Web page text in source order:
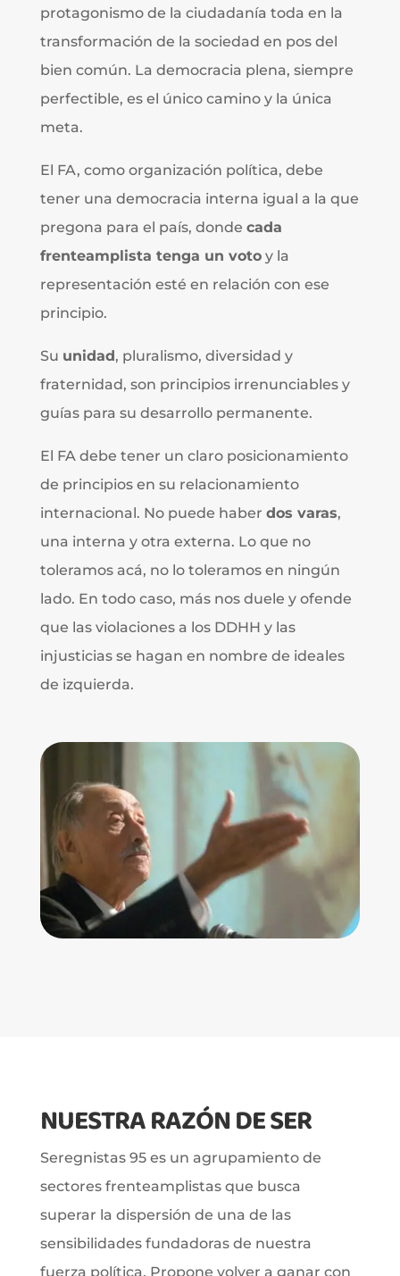
protagonismo de la ciudadanía toda en la
transformación de la sociedad en pos del
bien común. La democracia plena, siempre
perfectible, es el único camino y la única
meta.
El FA, como organización política, debe
tener una democracia interna igual a la que
pregona para el país, donde cada
frenteamplista tenga un votoy la
representación esté en relación con ese
principio.
Su unidad , pluralismo, diversidad y
fraternidad, son principios irrenunciables y
guías para su desarrollo permanente.
El FA debe tener un claro posicionamiento
de principios en su relacionamiento
internacional. No puede haber dos varas,
una interna y otra externa. Lo que no
toleramos acá, no lo toleramos en ningún
lado. En todo caso, más nos duele y ofende
que las violaciones a los DDHH y las
injusticias se hagan en nombre de ideales
de izquierda.
NUESTRA RAZÓN DE SER
Seregnistas 95 es un agrupamiento de
sectores frenteamplistas que busca
superar la dispersión de una de las
sensibilidades fundadoras de nuestra
fuerza política. Propone volver a ganar con